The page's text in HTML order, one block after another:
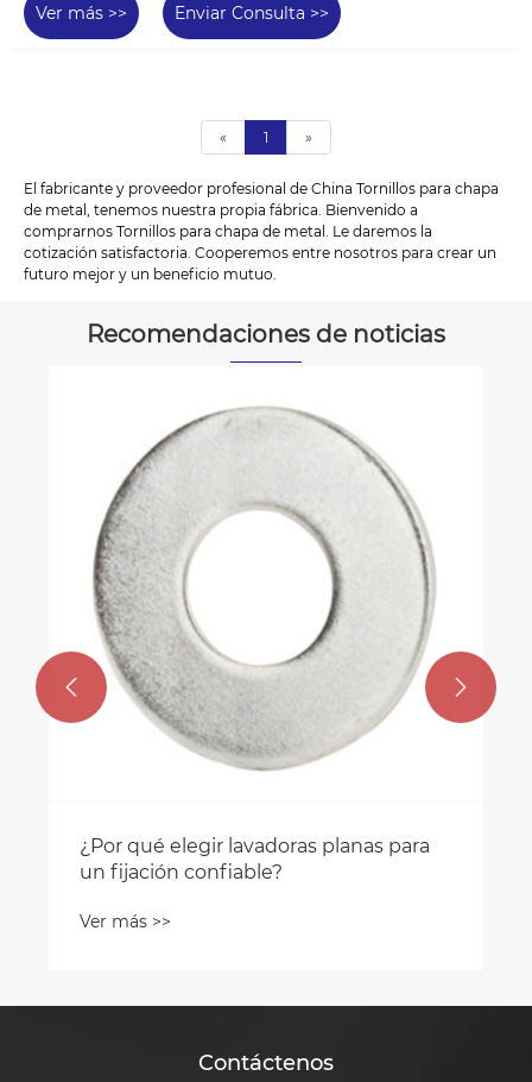
Ver más >> Enviar Consulta >>
« 1 »
El fabricante y proveedor profesional de China Tornillos para chapa
de metal, tenemos nuestra propia fábrica. Bienvenido a
comprarnos Tornillos para chapa de metal. Le daremos la
cotización satisfactoria. Cooperemos entre nosotros para crear un
futuro mejor y un beneficio mutuo.
Recomendaciones de noticias
¿Por qué elegir lavadoras planas para
un fijación confiable?
Ver más >>
 
Contáctenos